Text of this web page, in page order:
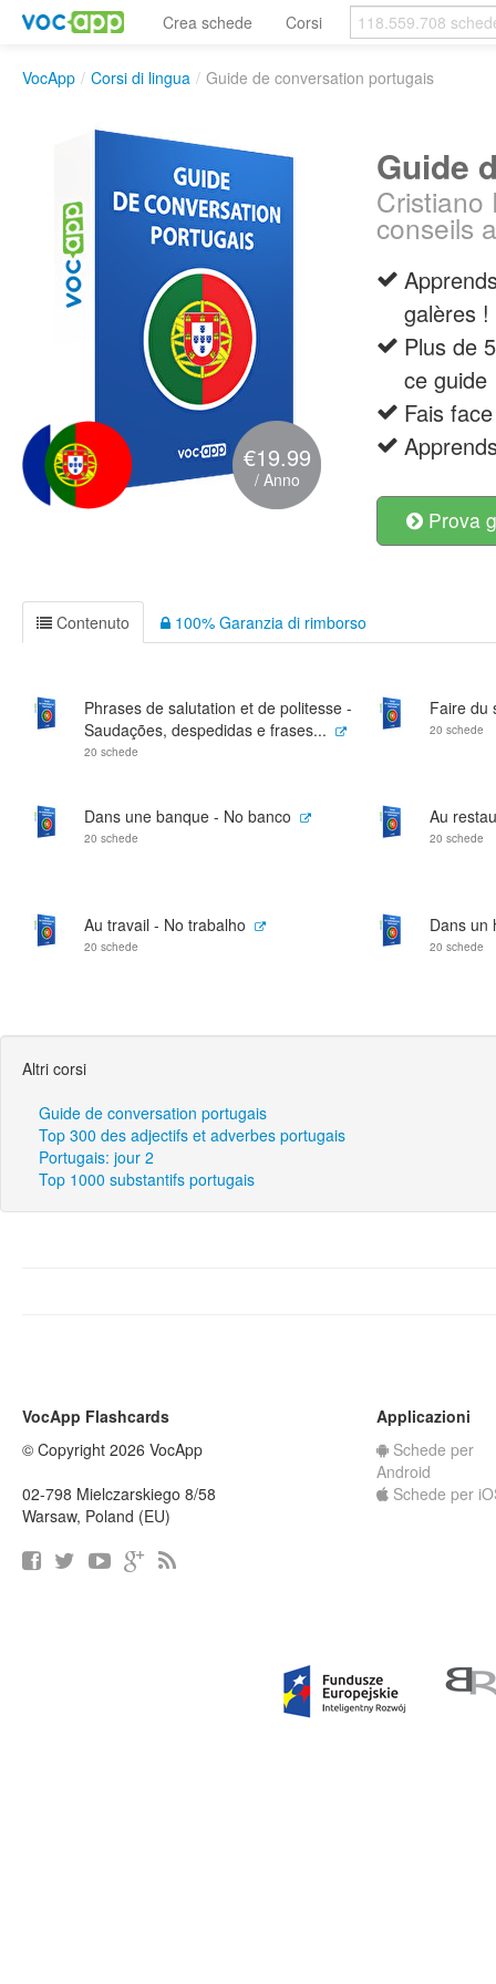
Crea schede Corsi
VocApp / Corsi di lingua / Guide de conversation portugais
€19.99
/ Anno
Guide
Cristiano
conseils
galères !
Plus de
ce guide
Fais
Prova
Contenuto 100% Garanzia di rimborso
Phrases de salutation et de politesse -
Saudações, despedidas e frases...
20 schede
Faire du
20 schede
Dans une banque - No banco
20 schede
Au
20 schede
Au travail - No trabalho
20 schede
Dans un
20 schede
Altri corsi
Guide de conversation portugais
Top 300 des adjectifs et adverbes portugais
Portugais: jour 2
Top 1000 substantifs portugais
VocApp Flashcards
© Copyright 2026 VocApp
02-798 Mielczarskiego 8/58
Warsaw, Poland (EU)
Applicazioni
Schede per
Android
Schede per